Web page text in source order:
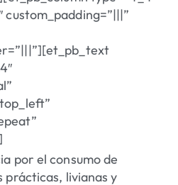
custom_padding=”|||”
por el consumo de
prácticas, livianas y